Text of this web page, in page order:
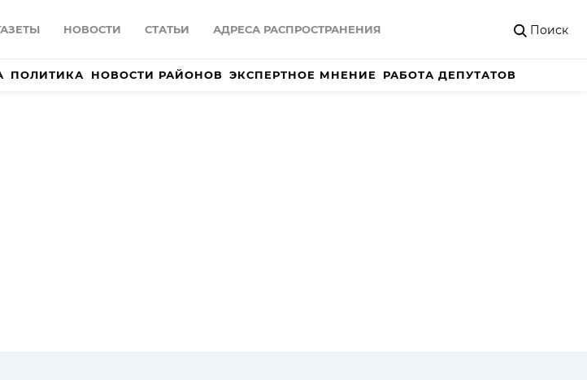
НОВОСТИ СТАТЬИ АДРЕСА РАСПРОСТРАНЕНИЯ Поиск
ПОЛИТИКА НОВОСТИ РАЙОНОВ ЭКСПЕРТНОЕ МНЕНИЕ РАБОТА ДЕПУТАТОВ